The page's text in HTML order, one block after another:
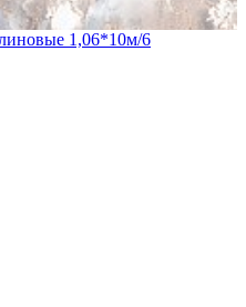
1,06*10м/6